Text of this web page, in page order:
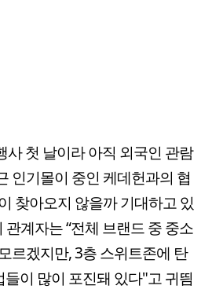
사 첫 날이라 아직 외국인 관람
인기몰이 중인 케데헌과의 협
찾아오지 않을까 기대하고 있
계자는 “전체 브랜드 중 중소
르겠지만, 3층 스위트존에 탄
이 많이 포진돼 있다"고 귀띔